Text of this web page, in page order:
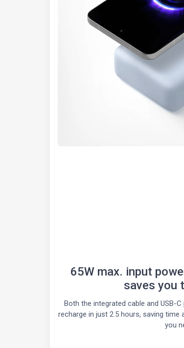
65W max. input
saves you
Both the integrated cable and USB-
recharge in just 2.5 hours, saving time
you